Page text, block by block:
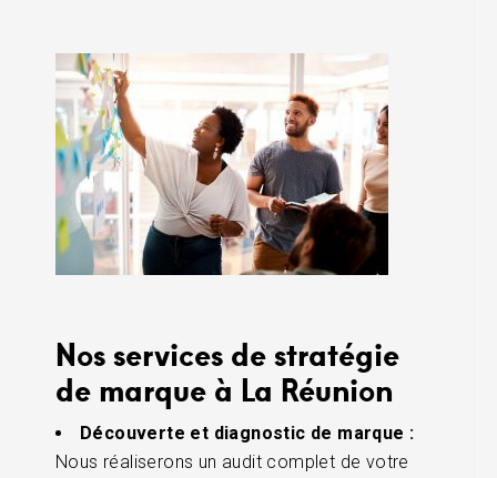
Nos services de stratégie
de marque à La Réunion
Découverte et diagnostic de marque :
Nous réaliserons un audit complet de votre